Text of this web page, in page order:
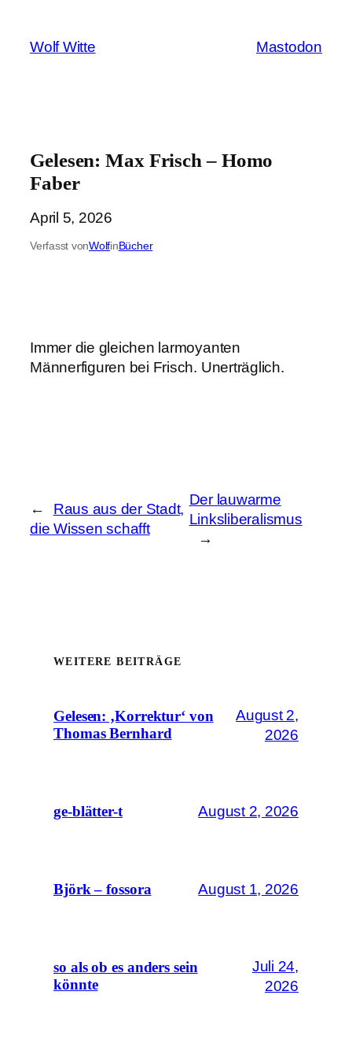
springen
Wolf Witte Mastodon
Gelesen: Max Frisch – Homo
Faber
April 5, 2026
Verfasst vonWolfinBücher
Immer die gleichen larmoyanten
Männerfiguren bei Frisch. Unerträglich.
←
Raus aus der Stadt,
die Wissen schafft
Der lauwarme
Linksliberalismus
→
WEITERE BEITRÄGE
Gelesen: ‚Korrektur‘ von
Thomas Bernhard
August 2,
2026
ge-blätter-t August 2, 2026
Björk – fossora August 1, 2026
so als ob es anders sein
könnte
Juli 24,
2026